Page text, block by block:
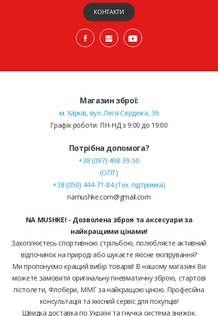
КОНТАКТИ
Магазин зброї:
м. Харків, вул. Леся Сердюка, 36
Графік роботи: ПН-НД з 9:00 до 19:00
Потрібна допомога?
+38 (097) 498-39-50
(ОПТ)
+38 (050) 444-71-84 (Тех. підтримка)
namushke.com@gmail.com
NA MUSHKE! - Дозволена зброя та аксесуари за
найкращими цінами!
Захоплюєтесь спортивною стрільбою, полюбляєте активний
відпочинок на природі або шукаєте якісне екіпірування?
Ми пропонуємо кращий вибір товарів! В нашому магазині Ви
можете замовити оригінальну пневматичну зброю, стартові
пістолети, Флобери, ММГ за найкращою ціною. Професійна
консультація та якісний сервіс для покупців!
Швидка доставка по Україні та гнучка система знижок.